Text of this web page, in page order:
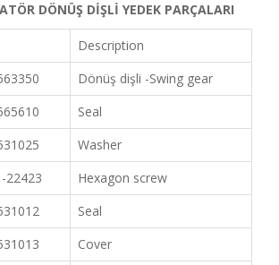
DÖNÜŞ DİŞLİ YEDEK PARÇALARI
Description
Dönüş dişli -Swing gear
Seal
Washer
22423
Hexagon screw
Seal
Cover